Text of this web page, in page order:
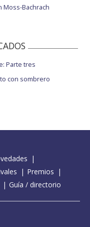
Moss-Bachrach
Parte tres
con sombrero
Premios
Guía / directorio